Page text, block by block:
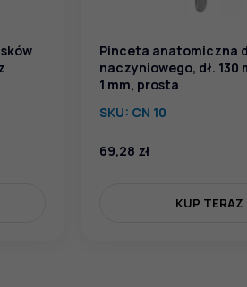
Pinceta anatomiczna
naczyniowego, dł. 130
1 mm, prosta
SKU: CN 10
69,28 zł
KUP TERAZ